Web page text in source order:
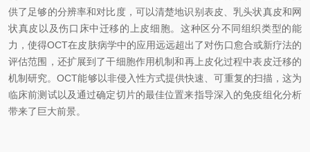
供了足够的分辨率和对比度，可以清楚地识别表皮、乳头状真皮和网
状真皮以及伤口床中迁移的 上皮细胞。这种区分不同组织类型的能
力 ，使得OCT在皮肤病学中的应用远远超出了对伤口愈合或新疗法的
评估范围 ，还扩展到了干细胞作用机制和再上皮化过程中表皮迁移的
机制研究。OCT能够以非侵入性方式提供快速、可重复的扫描， 这为
临床前测试以及通过确定切片的最佳位置来指导深入的免疫组化分析
带来了巨大前景。